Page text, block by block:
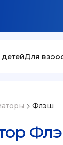
Для
Флэш